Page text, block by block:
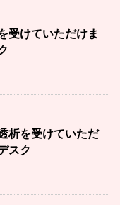
受けていただけま
析を受けていただ
スク